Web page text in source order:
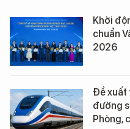
Khởi
chuẩn
2026
Đề xuất
đường
Phòng,